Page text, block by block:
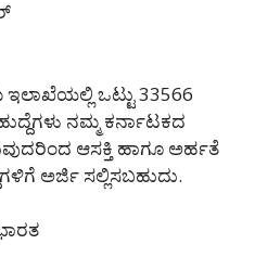
ಒಟ್ಟು 33566
ನಮ್ಮ ಕರ್ನಾಟಕದ
ಆಸಕ್ತಿ ಹಾಗೂ ಅರ್ಹತೆ
ಅರ್ಜಿ ಸಲ್ಲಿಸಬಹುದು.